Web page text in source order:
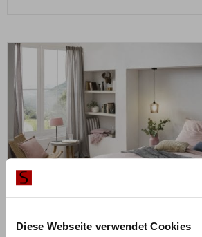
Diese Webseite verwendet Cookies